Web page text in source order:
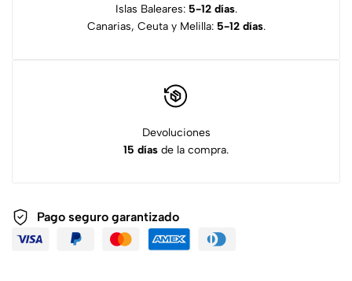
Islas Baleares: 5-12 días.
Canarias, Ceuta y Melilla: 5-12 días.
Devoluciones
15 días de la compra.
Pago seguro garantizado